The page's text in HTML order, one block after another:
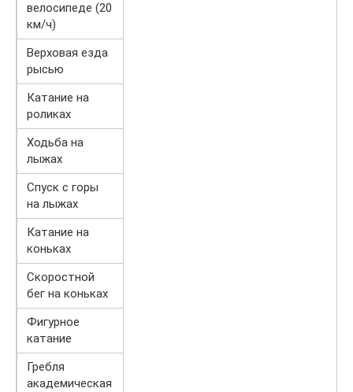
велосипеде (20
км/ч)
Верховая езда
рысью
Катание на
роликах
Ходьба на
лыжах
Спуск с горы
на лыжах
Катание на
коньках
Скоростной
бег на коньках
Фигурное
катание
Гребля
академическая